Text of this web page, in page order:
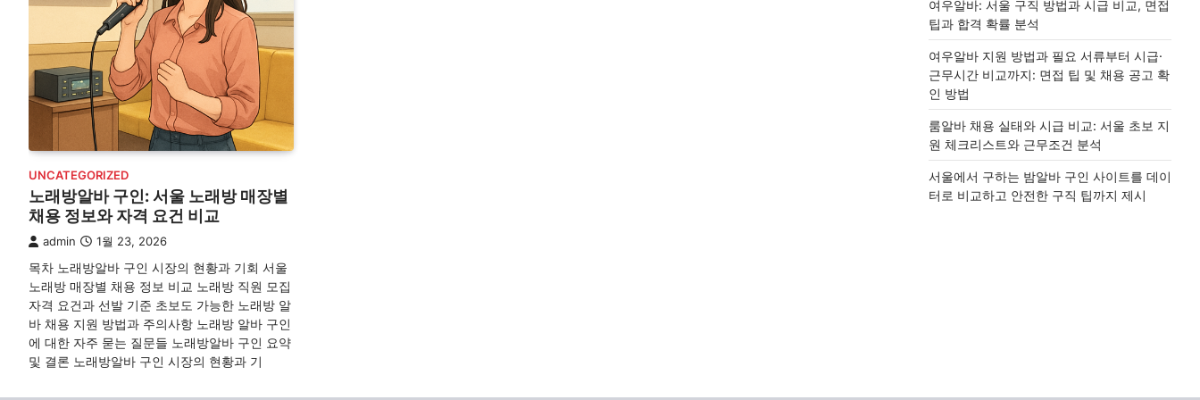
UNCATEGORIZED
노래방알바 구인: 서울 노래방 매장별
채용 정보와 자격 요건 비교
admin 1월 23, 2026
목차 노래방알바 구인 시장의 현황과 기회 서울
노래방 매장별 채용 정보 비교 노래방 직원 모집
자격 요건과 선발 기준 초보도 가능한 노래방 알
바 채용 지원 방법과 주의사항 노래방 알바 구인
에 대한 자주 묻는 질문들 노래방알바 구인 요약
및 결론 노래방알바 구인 시장의 현황과 기
여우알바: 서울 구직 방법과 시급 비교, 면접
팁과 합격 확률 분석
여우알바 지원 방법과 필요 서류부터 시급·
근무시간 비교까지: 면접 팁 및 채용 공고 확
인 방법
룸알바 채용 실태와 시급 비교: 서울 초보 지
원 체크리스트와 근무조건 분석
서울에서 구하는 밤알바 구인 사이트를 데이
터로 비교하고 안전한 구직 팁까지 제시